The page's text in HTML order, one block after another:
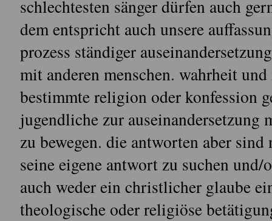
schlechtesten sänger dürfen auch
dem entspricht auch unsere
prozess ständiger
mit anderen menschen. wahrheit
bestimmte religion oder konfession
jugendliche zur auseinandersetzung
zu bewegen. die antworten aber
seine eigene antwort zu suchen
auch weder ein christlicher glaube
theologische oder religiöse